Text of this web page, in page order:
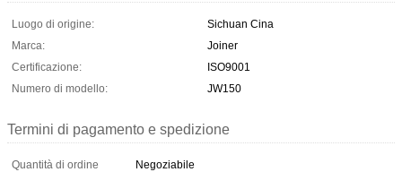
Luogo di origine:
Sichuan Cina
Marca:
Joiner
Certificazione:
ISO9001
Numero di modello:
JW150
Termini di pagamento e spedizione
Quantità di ordine
Negoziabile